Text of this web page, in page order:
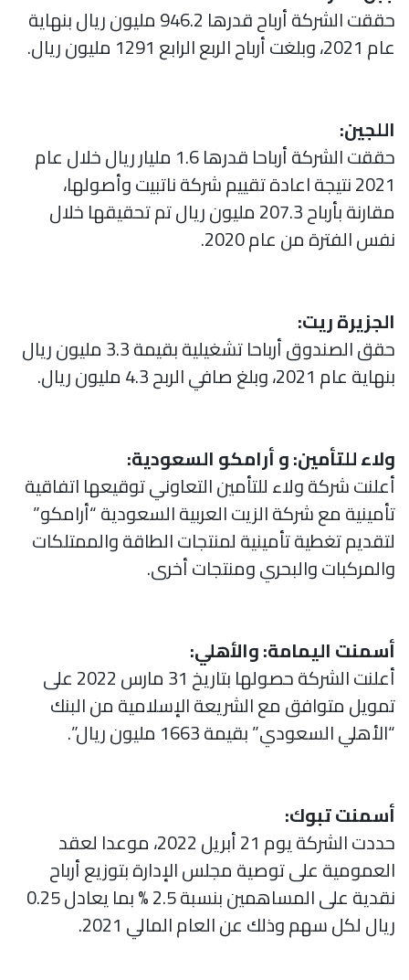
حققت الشركة أرباح قدرها 946.2 مليون ريال بنهاية
عام 2021، وبلغت أرباح الربع الرابع 1291 مليون ريال.
اللجين:
حققت الشركة أرباحا قدرها 1.6 مليار ريال خلال عام
2021 نتيجة اعادة تقييم شركة ناتبیت وأصولها،
مقارنة بأرباح 207.3 مليون ريال تم تحقيقها خلال
نفس الفترة من عام 2020.
الجزيرة ريت:
حقق الصندوق أرباحا تشغيلية بقيمة 3.3 مليون ريال
بنهاية عام 2021، وبلغ صافي الربح 4.3 مليون ريال.
ولاء للتأمين: و أرامكو السعودية:
أعلنت شركة ولاء للتأمين التعاوني توقيعها اتفاقية
تأمينية مع شركة الزيت العربية السعودية “أرامكو”
لتقديم تغطية تأمينية لمنتجات الطاقة والممتلكات
والمركبات والبحري ومنتجات أخرى.
أسمنت اليمامة: والأهلي:
أعلنت الشركة حصولها بتاريخ 31 مارس 2022 على
تمويل متوافق مع الشريعة الإسلامية من البنك
“الأهلي السعودي” بقيمة 1663 مليون ريال”.
أسمنت تبوك:
حددت الشركة يوم 21 أبريل 2022، موعدا لعقد
العمومية على توصية مجلس الإدارة بتوزيع أرباح
نقدية على المساهمين بنسبة 2.5 % بما يعادل 0.25
ريال لكل سهم وذلك عن العام المالي 2021.